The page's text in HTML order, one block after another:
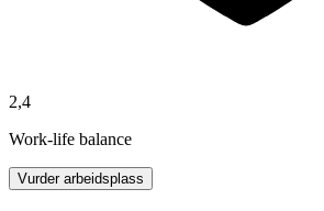
2,4
Work-life balance
Vurder arbeidsplass